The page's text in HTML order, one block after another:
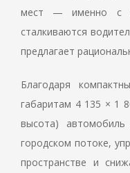
мест — именно с
сталкиваются
предлагает
Благодаря
габаритам 4 135 × 1
высота)
городском потоке,
пространстве и